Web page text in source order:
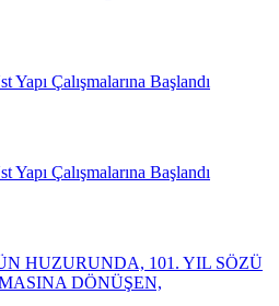
Yapı Çalışmalarına Başlandı
Yapı Çalışmalarına Başlandı
HUZURUNDA, 101. YIL SÖZÜ
DÖNÜŞEN,